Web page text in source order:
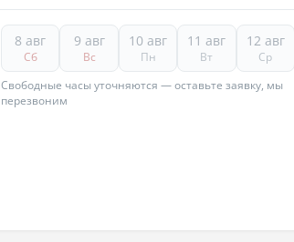
8 авг
Сб
9 авг
Вс
10 авг
Пн
11 авг
Вт
12 авг
Ср
Свободные часы уточняются — оставьте заявку, мы
перезвоним